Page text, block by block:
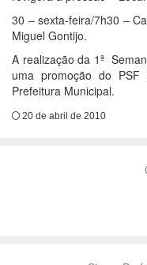
30 – sexta-feira/7h30 –
Miguel Gontijo.
A realização da 1ª
uma promoção do
Prefeitura Municipal.
20 de abril de 2010